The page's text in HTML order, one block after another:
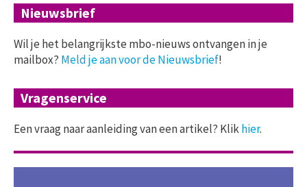
Nieuwsbrief
Wil je het belangrijkste mbo-nieuws ontvangen in je
mailbox? Meld je aan voor de Nieuwsbrief!
Vragenservice
Een vraag naar aanleiding van een artikel? Klikhier.